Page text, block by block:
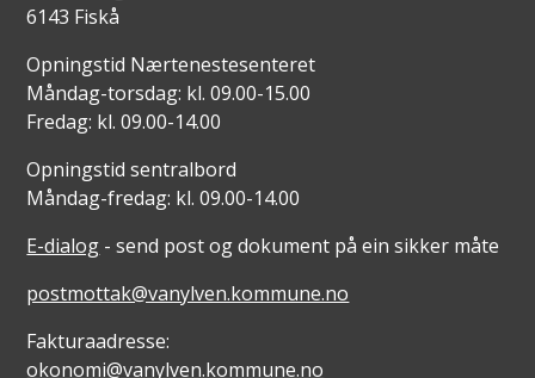
6143 Fiskå
Opningstid Nærtenestesenteret
Måndag-torsdag: kl. 09.00-15.00
Fredag: kl. 09.00-14.00
Opningstid sentralbord
Måndag-fredag: kl. 09.00-14.00
E-dialog - send post og dokument på ein sikker måte
postmottak@vanylven.kommune.no
Fakturaadresse:
okonomi@vanylven.kommune.no